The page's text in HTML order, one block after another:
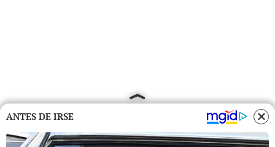
ANTES DE IRSE